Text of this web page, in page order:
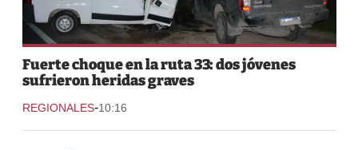
Fuerte choque en la ruta 33: dos jóvenes
sufrieron heridas graves
REGIONALES-10:16